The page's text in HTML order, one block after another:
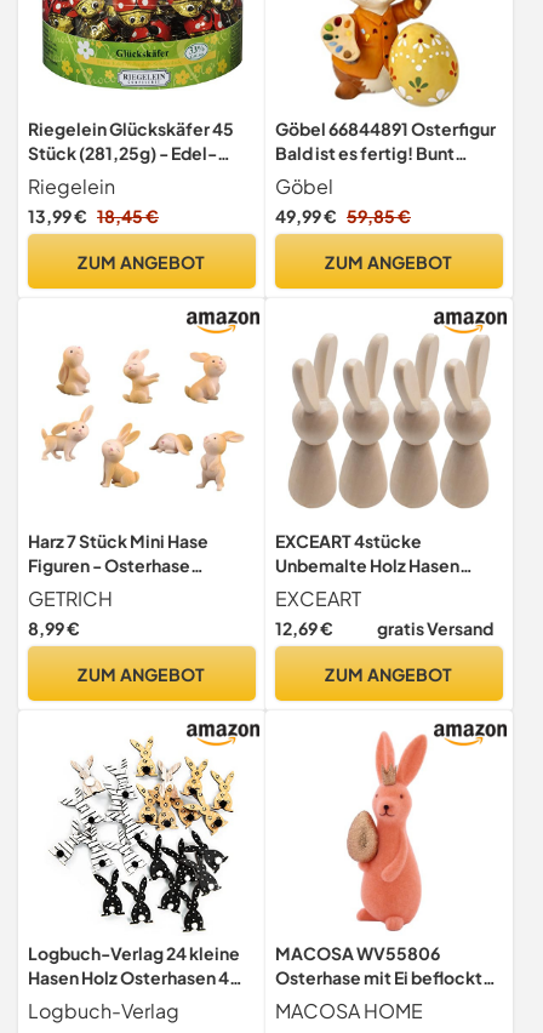
Riegelein Glückskäfer 45
Stück (281,25g) - Edel-
Vollmilch-Schokolade
Riegelein
13,99 € 18,45 €
ZUM ANGEBOT
Göbel 66844891 Osterfigur
Bald ist es fertig! Bunt
Osterhase mit Osterei
Erstausgabe 2022,
10,5x12x15 cm
Göbel
49,99 € 59,85 €
ZUM ANGEBOT
Harz 7 Stück Mini Hase
Figuren - Osterhase
Kaninchen Osterhasen
Cupcake Toppers Deko für
Geburtstag Party
Desktop Mikro Landschaft
GETRICH
8,99 €
ZUM ANGEBOT
EXCEART 4stücke
Unbemalte Holz Hasen
Figuren Für Diy
Bastelprojekte Ungemalte
Holzpuppen Kreative Deko
Bemalen Und Gestalten Von
EXCEART
12,69 € gratis Versand
ZUM ANGEBOT
Logbuch-Verlag 24 kleine
Hasen Holz Osterhasen 4
cm flach Tischdeko Ostern
Deko schwarz weiß gold
Logbuch-Verlag
MACOSA WV55806
Osterhase mit Ei beflockt
Orange 21 cm Kunststoff
Dekohase Hase Skulptur
MACOSA HOME